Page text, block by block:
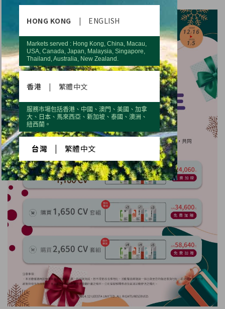
HONG KONG | ENGLISH
Markets served : Hong Kong, China, Macau,
USA, Canada, Japan, Malaysia, Singapore,
Thailand, Australia, New Zealand.
香港 | 繁體中文
服務市場包括香港、中國、澳門、美國、加拿
大、日本、馬來西亞、新加坡、泰國、澳洲、
紐西蘭。
台灣 繁體中文